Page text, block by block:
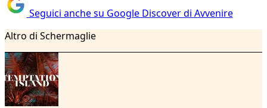
Seguici anche su Google Discover di Avvenire
Altro di Schermaglie